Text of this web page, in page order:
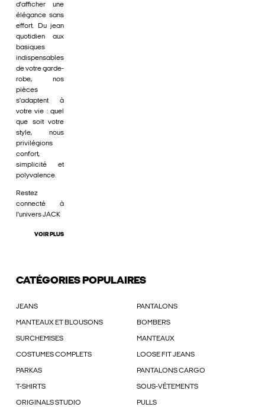
d'afficher une
élégance sans
effort. Du jean
quotidien aux
basiques
indispensables
de votre garde-
robe, nos
pièces
s'adaptent à
votre vie : quel
que soit votre
style, nous
privilégions
confort,
simplicité et
polyvalence.
Restez
connecté à
l'univers JACK
VOIR PLUS
CATÉGORIES POPULAIRES
JEANS PANTALONS
MANTEAUX ET BLOUSONS BOMBERS
SURCHEMISES MANTEAUX
COSTUMES COMPLETS LOOSE FIT JEANS
PARKAS PANTALONS CARGO
T-SHIRTS SOUS-VÊTEMENTS
ORIGINALS STUDIO PULLS